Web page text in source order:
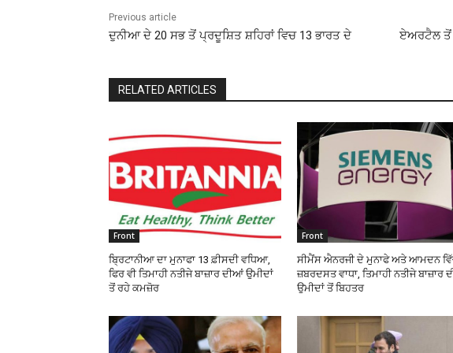
Previous article
ਦੁਨੀਆ ਦੇ 20 ਸਭ ਤੋਂ ਪ੍ਰਦੂਸ਼ਿਤ ਸ਼ਹਿਰਾਂ ਵਿਚ 13 ਭਾਰਤ ਦੇ ਏਅਰਟੈਲ ਤੋਂ
RELATED ARTICLES
Front
ਬ੍ਰਿਟਾਨੀਆ ਦਾ ਮੁਨਾਫਾ 13 ਫ਼ੀਸਦੀ ਵਧਿਆ,
ਫਿਰ ਵੀ ਤਿਮਾਹੀ ਨਤੀਜੇ ਬਾਜ਼ਾਰ ਦੀਆਂ ਉਮੀਦਾਂ
ਤੋਂ ਰਹੇ ਕਮਜ਼ੋਰ
Front
ਸੀਮੈਂਸ ਐਨਰਜੀ ਦੇ ਮੁਨਾਫੇ ਅਤੇ ਆਮਦਨ
ਜ਼ਬਰਦਸਤ ਵਾਧਾ, ਤਿਮਾਹੀ ਨਤੀਜੇ ਬਾਜ਼ਾਰ
ਉਮੀਦਾਂ ਤੋਂ ਬਿਹਤਰ